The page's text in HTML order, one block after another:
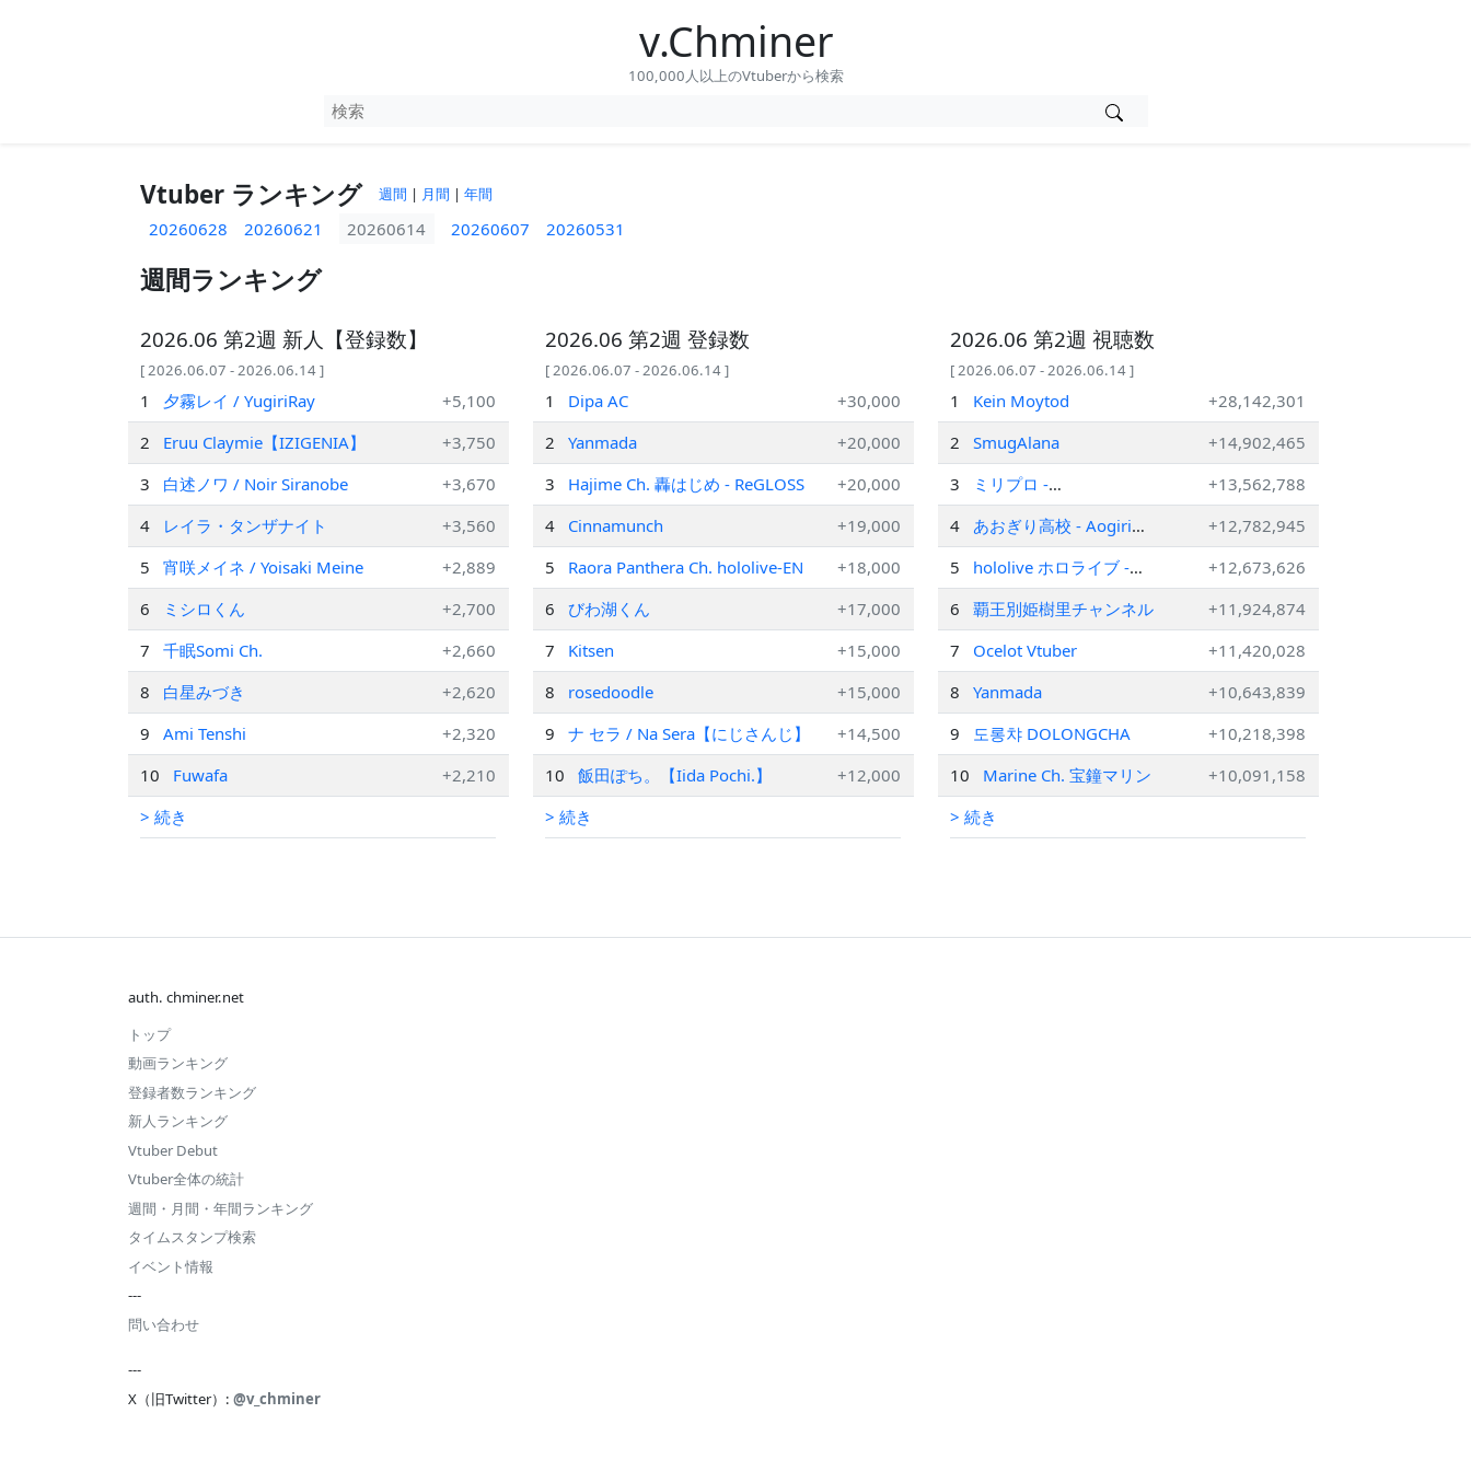
v.Chminer
100,000人以上のVtuberから検索
Vtuber ランキング 週間 | 月間 |年間
20260628 20260621 20260614 20260607 20260531
週間ランキング
2026.06 第2週 新人【登録数】
[ 2026.06.07 - 2026.06.14 ]
1 夕霧レイ / YugiriRay
+5,100
2
Eruu Claymie【IZIGENIA】
+3,750
3
白述ノワ / Noir Siranobe
+3,670
4
レイラ・タンザナイト
+3,560
5
宵咲メイネ / Yoisaki Meine
+2,889
6
ミシロくん
+2,700
7
千眠Somi Ch.
+2,660
8
白星みづき
+2,620
9
Ami Tenshi
+2,320
10
Fuwafa
+2,210
> 続き
2026.06 第2週 登録数
[ 2026.06.07 - 2026.06.14 ]
1 Dipa AC
+30,000
2
Yanmada
+20,000
3
Hajime Ch. 轟はじめ ‐ ReGLOSS
+20,000
4
Cinnamunch
+19,000
5
Raora Panthera Ch. hololive-EN
+18,000
6
びわ湖くん
+17,000
7
Kitsen
+15,000
8
rosedoodle
+15,000
9
ナ セラ / Na Sera【にじさんじ】
+14,500
10
飯田ぽち。【Iida Pochi.】
+12,000
> 続き
2026.06 第2週 視聴数
[ 2026.06.07 - 2026.06.14 ]
1 Kein Moytod
+28,142,301
2
SmugAlana
+14,902,465
3
ミリプロ -
MillionProduction -
+13,562,788
4
あおぎり高校 - Aogiri
Vtuber High School
+12,782,945
5
hololive ホロライブ -
VTuber Group
+12,673,626
6
覇王別姫樹里チャンネル
+11,924,874
7
Ocelot Vtuber
+11,420,028
8
Yanmada
+10,643,839
9
도롱챠 DOLONGCHA
+10,218,398
10
Marine Ch. 宝鐘マリン
+10,091,158
> 続き
auth. chminer.net
トップ
動画ランキング
登録者数ランキング
新人ランキング
Vtuber Debut
Vtuber全体の統計
週間・月間・年間ランキング
タイムスタンプ検索
イベント情報
---
問い合わせ
---
X（旧Twitter）: @v_chminer